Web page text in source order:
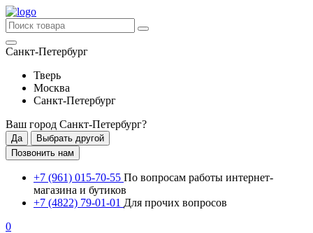
Санкт-Петербург
Тверь
Москва
Санкт-Петербург
Ваш город Санкт-Петербург?
Да
Выбрать другой
Позвонить нам
+7 (961) 015-70-55 По вопросам работы интернет-
магазина и бутиков
+7 (4822) 79-01-01 Для прочих вопросов
0